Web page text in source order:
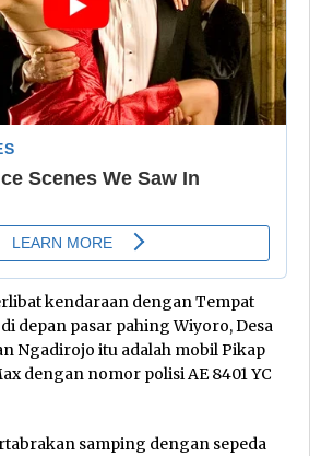
kendaraan dengan Tempat
depan pasar pahing Wiyoro, Desa
Ngadirojo itu adalah mobil Pikap
dengan nomor polisi AE 8401 YC
samping dengan sepeda